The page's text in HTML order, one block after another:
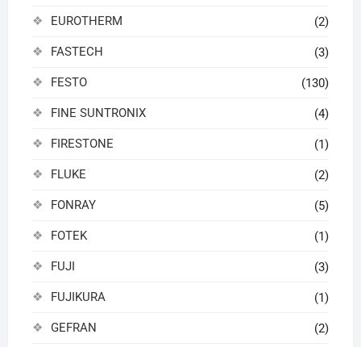
EUROTHERM (2)
FASTECH (3)
FESTO (130)
FINE SUNTRONIX (4)
FIRESTONE (1)
FLUKE (2)
FONRAY (5)
FOTEK (1)
FUJI (3)
FUJIKURA (1)
GEFRAN (2)